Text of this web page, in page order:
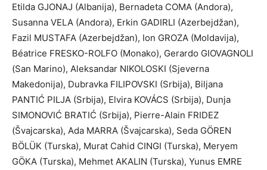
Etilda GJONAJ (Albanija), Bernadeta COMA (Andora),
Susanna VELA (Andora), Erkin GADIRLI (Azerbejdžan),
Fazil MUSTAFA (Azerbejdžan), Ion GROZA (Moldavija),
Béatrice FRESKO-ROLFO (Monako), Gerardo GIOVAGNOLI
(San Marino), Aleksandar NIKOLOSKI (Sjeverna
Makedonija), Dubravka FILIPOVSKI (Srbija), Biljana
PANTIĆ PILJA (Srbija), Elvira KOVÁCS (Srbija), Dunja
SIMONOVIĆ BRATIĆ (Srbija), Pierre-Alain FRIDEZ
(Švajcarska), Ada MARRA (Švajcarska), Seda GÖREN
BÖLÜK (Turska), Murat Cahid CINGI (Turska), Meryem
GÖKA (Turska), Mehmet AKALIN (Turska), Yunus EMRE